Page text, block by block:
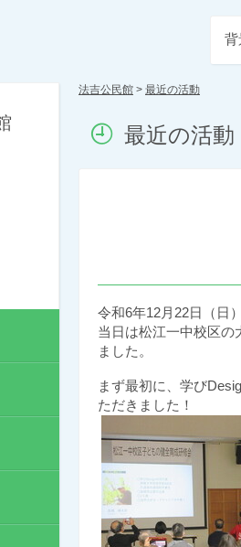
背
法吉公民館 > 最近の活動
最近の活動
令和6年12月22日（日
当日は松江一中校区の
ました。
まず最初に、学び
ただきました！